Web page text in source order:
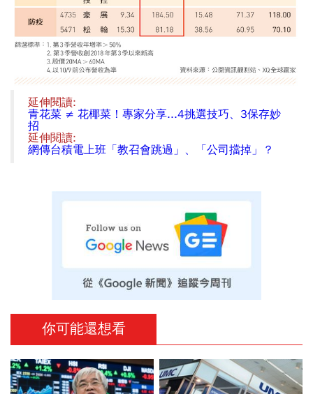
延伸閱讀:
青花菜 ≠ 花椰菜！專家分享...4挑選技巧、3保存妙
招
延伸閱讀:
網傳台積電上班「教召會跳過」、「公司擋掉」？
你可能還想看